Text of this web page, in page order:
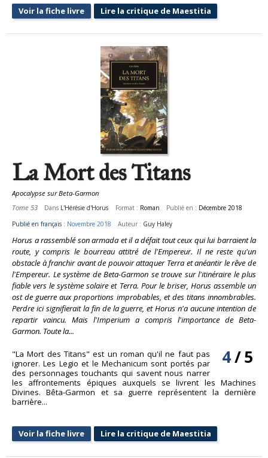
Voir la fiche livre Lire la critique de Maestitia
La Mort des Titans
Apocalypse sur Beta-Garmon
Tome 53
Dans L'Hérésie d'Horus Format : Roman Publié en : Décembre 2018
Publié en français : Novembre 2018 Auteur : Guy Haley
Horus a rassemblé son armada et il a défait tout ceux qui lui barraient la
route, y compris le bourreau attitré de l'Empereur. Il ne reste qu'un
obstacle à franchir avant de pouvoir attaquer Terra et anéantir le rêve de
l'Empereur. Le système de Beta-Garmon se trouve sur l'itinéraire le plus
fiable vers le système solaire et Terra. Pour le briser, Horus assemble un
ost de guerre aux proportions improbables, et des titans innombrables.
Perdre ici signifierait la fin de la guerre, et Horus n'a aucune intention de
repartir vaincu. Mais l'Imperium a compris l'importance de Beta-
Garmon. Toute la...
4/5
"La Mort des Titans" est un roman qu'il ne faut pas
ignorer. Les Legio et le Mechanicum sont portés par
des personnages touchants qui savent nous narrer
les affrontements épiques auxquels se livrent les Machines
Divines. Bêta-Garmon et sa guerre représentent la dernière
barrière...
Voir la fiche livre Lire la critique de Maestitia